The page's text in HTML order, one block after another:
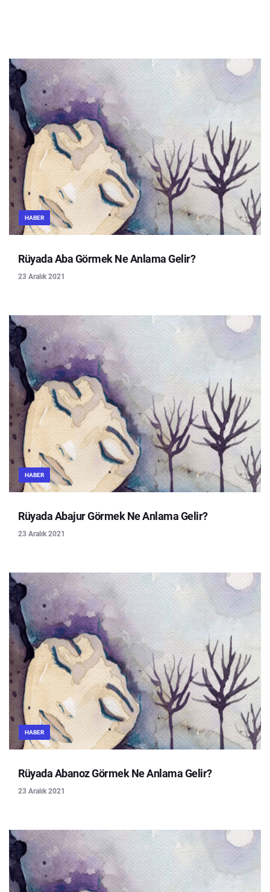
HABER
Rüyada Aba Görmek Ne Anlama Gelir?
23 Aralık 2021
HABER
Rüyada Abajur Görmek Ne Anlama Gelir?
23 Aralık 2021
HABER
Rüyada Abanoz Görmek Ne Anlama Gelir?
23 Aralık 2021